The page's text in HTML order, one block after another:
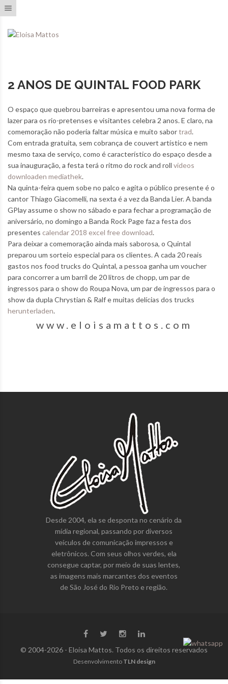
2 ANOS DE QUINTAL FOOD PARK
O espaço que quebrou barreiras e apresentou uma nova forma de
lazer para os rio-pretenses e visitantes celebra 2 anos. E claro, na
comemoração não poderia faltar música e muito sabortrad.
Com entrada gratuita, sem cobrança de couvert artístico e nem
mesmo taxa de serviço, como é característico do espaço desde a
sua inauguração, a festa terá o ritmo do rock and roll videos
downloaden mediathek.
Na quinta-feira quem sobe no palco e agita o público presente é o
cantor Thiago Giacomelli, na sexta é a vez da Banda Lier. A banda
GPlay assume o show no sábado e para fechar a programação de
aniversário, no domingo a Banda Rock Page faz a festa dos
presentes calendar 2018 excel free download.
Para deixar a comemoração ainda mais saborosa, o Quintal
preparou um sorteio especial para os clientes. A cada 20 reais
gastos nos food trucks do Quintal, a pessoa ganha um voucher
para concorrer a um barril de 20 litros de chopp, um par de
ingressos para o show do Roupa Nova, um par de ingressos para o
show da dupla Chrystian & Ralf e muitas delícias dos trucks
herunterladen.
www.eloisamattos.com
Desde 2004, ela se desponta no cenário da
mídia regional, passando por diversos
veículos de comunicação impressos e
eletrônicos. Com seus olhos verdes, ela
consegue captar, por meio de suas lentes,
as imagens mais marcantes dos eventos
de São José do Rio Preto e região.
© 2004-2026 - Eloisa Mattos. Todos os direitos reservados
Desenvolvimento TLN design